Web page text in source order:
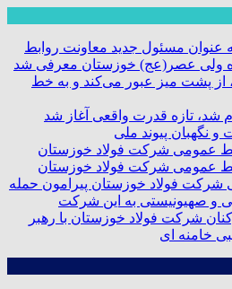
عنوان مسئول جدید معاونت روابط
ولی عصر(عج) خوزستان معرفی شد
از پشت میز عبور می‌کند و به خط
شد، تازه قدرت واقعی آغاز شد
نگهبان پیوند ملی
شرکت فولاد خوزستان پیرامون حمله
و صهیونیستی به این شرکت
شرکت فولاد خوزستان با رهبر
خامنه ای